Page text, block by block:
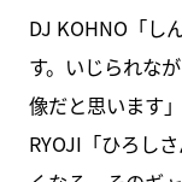
DJ KOHNO「し
す。いじられな
像だと思います」
RYOJI「ひろし